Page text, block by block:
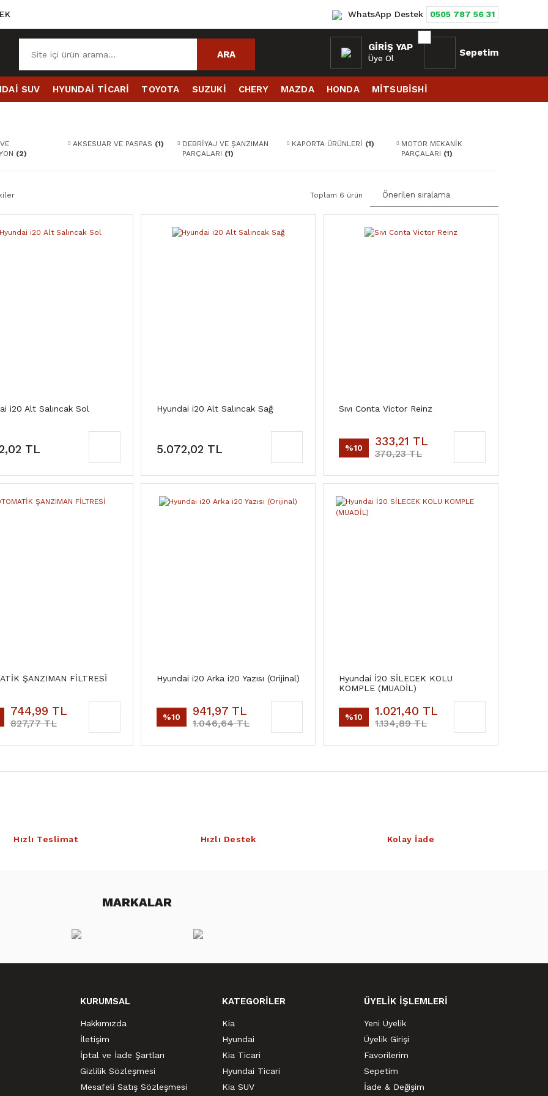
WhatsApp Destek 0505 787 56 31
ARA
GIRIŞ YAP
Üye Ol
Sepetim
SUV HYUNDAİ TİCARİ TOYOTA SUZUKİ CHERY MAZDA HONDA MİTSUBİSHİ
(2)
AKSESUAR VE PASPAS (1)
DEBRİYAJ VE ŞANZIMAN
PARÇALARI (1)
KAPORTA ÜRÜNLERİ (1)
MOTOR MEKANİK
PARÇALARI (1)
Toplam 6 ürün
i20 Alt Salıncak Sol
TL
Hyundai i20 Alt Salıncak Sağ
5.072,02 TL
Sıvı Conta Victor Reinz
%10 333,21 TL
370,23 TL
ŞANZIMAN FİLTRESİ
744,99 TL
827,77 TL
Hyundai i20 Arka i20 Yazısı (Orijinal)
%10 941,97 TL
1.046,64 TL
Hyundai İ20 SİLECEK KOLU
KOMPLE (MUADİL)
%10 1.021,40 TL
1.134,89 TL
Hızlı Teslimat Hızlı Destek Kolay İade
MARKALAR
KURUMSAL
Hakkımızda
İletişim
İptal ve İade Şartları
Gizlilik Sözleşmesi
Mesafeli Satış Sözleşmesi
KATEGORİLER
Kia
Hyundai
Kia Ticari
Hyundai Ticari
Kia SUV
ÜYELİK İŞLEMLERİ
Yeni Üyelik
Üyelik Girişi
Favorilerim
Sepetim
İade & Değişim